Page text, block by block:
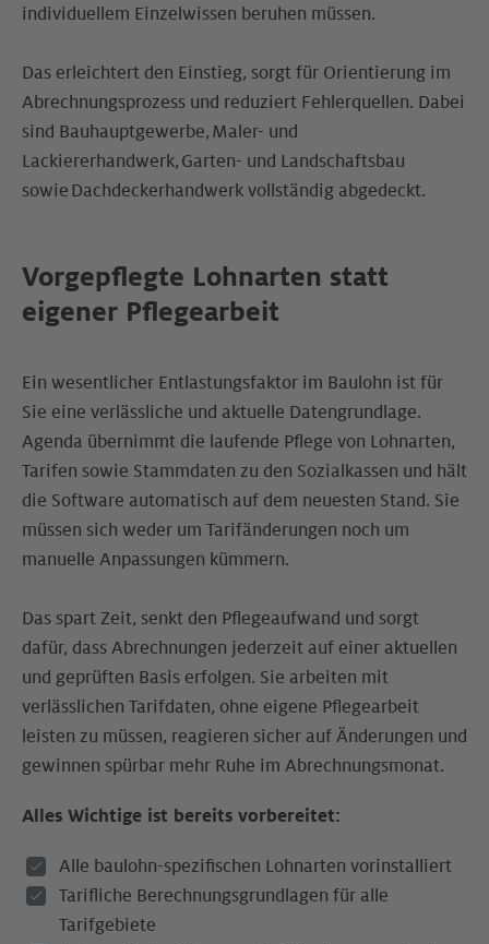
individuellem Einzelwissen beruhen müssen.
Das erleichtert den Einstieg, sorgt für Orientierung im
Abrechnungsprozess und reduziert Fehlerquellen. Dabei
sind Bauhauptgewerbe, Maler- und
Lackiererhandwerk, Garten- und Landschaftsbau
sowie Dachdeckerhandwerk vollständig abgedeckt.
Vorgepflegte Lohnarten statt
eigener Pflegearbeit
Ein wesentlicher Entlastungsfaktor im Baulohn ist für
Sie eine verlässliche und aktuelle Daten­grundlage.
Agenda übernimmt die laufende Pflege von Lohnarten,
Tarifen sowie Stamm­daten zu den Sozialkassen und hält
die Software automatisch auf dem neuesten Stand. Sie
müssen sich weder um Tarif­änderungen noch um
manuelle Anpassungen kümmern.
Das spart Zeit, senkt den Pflegeaufwand und sorgt
dafür, dass Abrechnungen jederzeit auf einer aktuellen
und geprüften Basis erfolgen. Sie arbeiten mit
verlässlichen Tarifdaten, ohne eigene Pflegearbeit
leisten zu müssen, reagieren sicher auf Änderungen und
gewinnen spürbar mehr Ruhe im Abrechnungsmonat.
Alles Wichtige ist bereits vorbereitet:
Alle baulohn-spezifischen Lohnarten vorinstalliert
Tarifliche Berechnungsgrundlagen für alle
Tarifgebiete